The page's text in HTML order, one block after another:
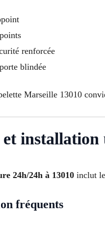
renforcée
blindée
Marseille 13010
et
24h/24h à 13010 inclut
fréquents